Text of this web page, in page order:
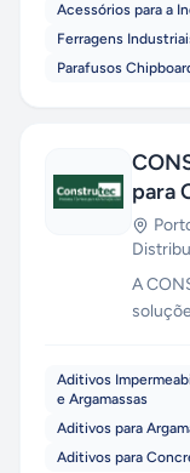
Acessórios para a
Ferragens
Parafusos
para
A
Aditivos
e Argamassas
Aditivos para
Aditivos para